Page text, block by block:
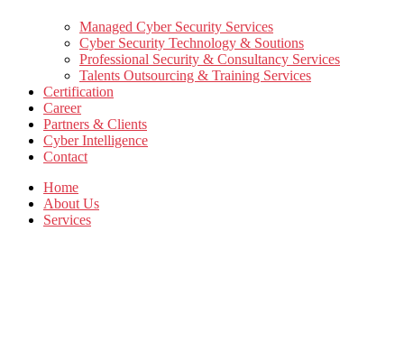
Managed Cyber Security Services
Cyber Security Technology & Soutions
Professional Security & Consultancy Services
Talents Outsourcing & Training Services
Certification
Career
Partners & Clients
Cyber Intelligence
Contact
Home
About Us
Services